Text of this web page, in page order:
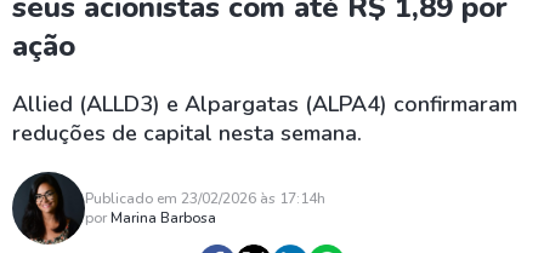
ação
Allied (ALLD3) e Alpargatas (ALPA4) confirmaram
reduções de capital nesta semana.
Publicado em 23/02/2026 às 17:14h
porMarina Barbosa